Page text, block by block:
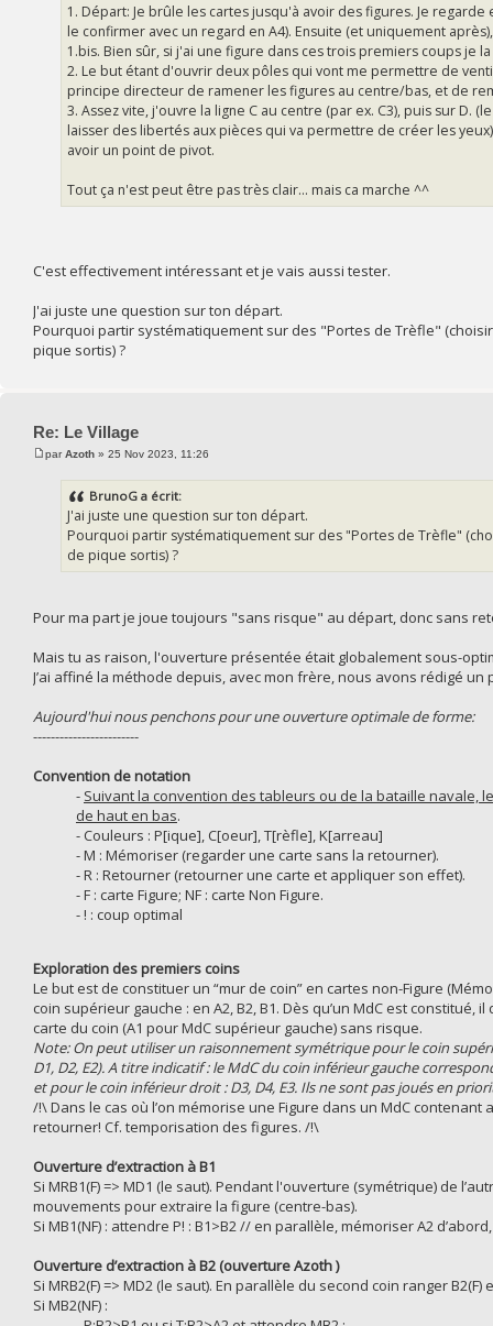
1. Départ: Je brûle les cartes jusqu'à avoir des figures. Je
le confirmer avec un regard en A4). Ensuite (et uniquement
1.bis. Bien sûr, si j'ai une figure dans ces trois premiers coups je
2. Le but étant d'ouvrir deux pôles qui vont me permettre de
principe directeur de ramener les figures au centre/bas, et de
3. Assez vite, j'ouvre la ligne C au centre (par ex. C3), puis sur
laisser des libertés aux pièces qui va permettre de créer les
avoir un point de pivot.
Tout ça n'est peut être pas très clair... mais ca marche ^^
C'est effectivement intéressant et je vais aussi tester.
J'ai juste une question sur ton départ.
Pourquoi partir systématiquement sur des "Portes de Trèfle"
pique sortis) ?
Re: Le Village
parAzoth » 25 Nov 2023, 11:26
BrunoG a écrit:
J'ai juste une question sur ton départ.
Pourquoi partir systématiquement sur des "Portes de Trèfle"
de pique sortis) ?
Pour ma part je joue toujours "sans risque" au départ, donc sans
Mais tu as raison, l'ouverture présentée était globalement sous-
J’ai affiné la méthode depuis, avec mon frère, nous avons rédigé
Aujourd'hui nous penchons pour une ouverture optimale de forme:
------------------------
Convention de notation
- Suivant la convention des tableurs ou de la bataille navale,
de haut en bas.
- Couleurs : P[ique], C[oeur], T[rèfle], K[arreau]
- M : Mémoriser (regarder une carte sans la retourner).
- R : Retourner (retourner une carte et appliquer son effet).
- F : carte Figure; NF : carte Non Figure.
- ! : coup optimal
Exploration des premiers coins
Le but est de constituer un “mur de coin” en cartes non-Figure
coin supérieur gauche : en A2, B2, B1. Dès qu’un MdC est constitué,
carte du coin (A1 pour MdC supérieur gauche) sans risque.
Note: On peut utiliser un raisonnement symétrique pour le coin
D1, D2, E2). A titre indicatif : le MdC du coin inférieur gauche
et pour le coin inférieur droit : D3, D4, E3. Ils ne sont pas joués en
/!\ Dans le cas où l’on mémorise une Figure dans un MdC contenant
retourner! Cf. temporisation des figures. /!\
Ouverture d’extraction à B1
Si MRB1(F) => MD1 (le saut). Pendant l'ouverture (symétrique) de
mouvements pour extraire la figure (centre-bas).
Si MB1(NF) : attendre P! : B1>B2 // en parallèle, mémoriser A2
Ouverture d’extraction à B2 (ouverture Azoth )
Si MRB2(F) => MD2 (le saut). En parallèle du second coin ranger B2(F)
Si MB2(NF) :